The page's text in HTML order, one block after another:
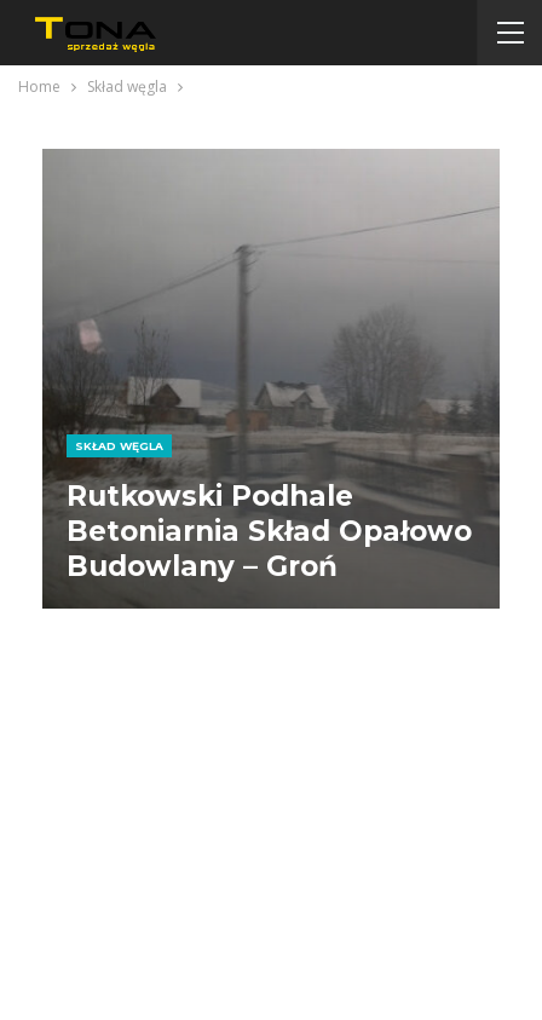
Home Skład węgla
SKŁAD WĘGLA
Rutkowski Podhale
Betoniarnia Skład Opałowo
Budowlany – Groń